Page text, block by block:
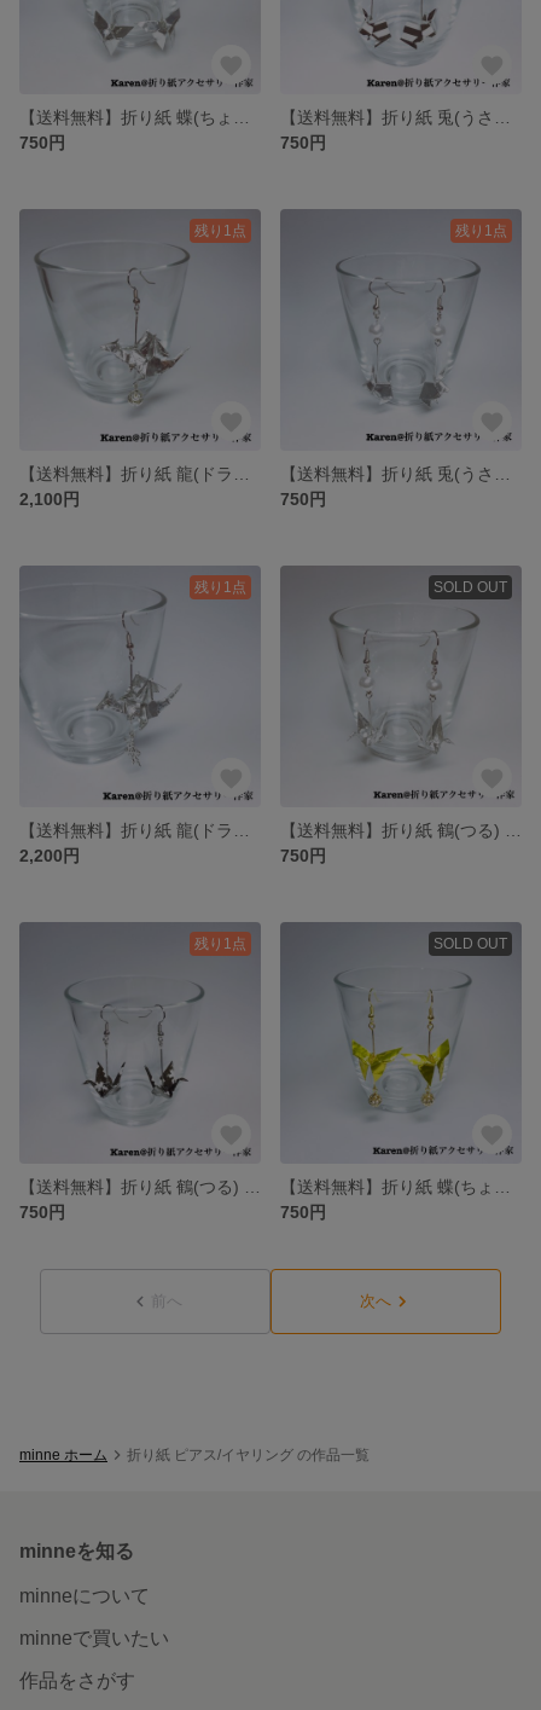
750円
750円
残り1点
2,100円
残り1点
750円
残り1点
2,200円
SOLD OUT
750円
残り1点
750円
SOLD OUT
750円
前へ 次へ
minne ホーム 折り紙 ピアス/イヤリング の作品一覧
minneを知る
minneについて
minneで買いたい
作品をさがす